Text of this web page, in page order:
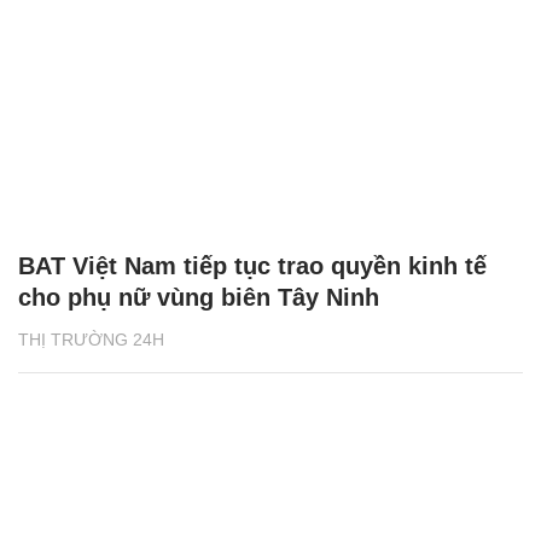
THỊ TRƯỜNG 24H
BAT Việt Nam tiếp tục trao quyền kinh tế
cho phụ nữ vùng biên Tây Ninh